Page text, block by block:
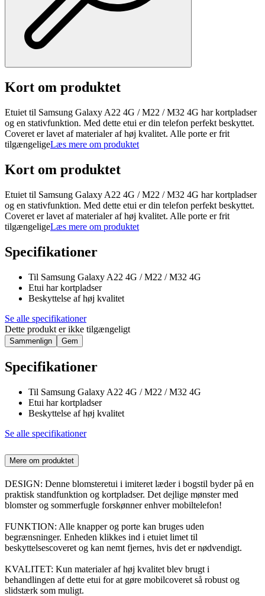
Kort om produktet
Etuiet til Samsung Galaxy A22 4G / M22 / M32 4G har kortpladser
og en stativfunktion. Med dette etui er din telefon perfekt beskyttet.
Coveret er lavet af materialer af høj kvalitet. Alle porte er frit
tilgængeligeLæs mere om produktet
Kort om produktet
Etuiet til Samsung Galaxy A22 4G / M22 / M32 4G har kortpladser
og en stativfunktion. Med dette etui er din telefon perfekt beskyttet.
Coveret er lavet af materialer af høj kvalitet. Alle porte er frit
tilgængeligeLæs mere om produktet
Specifikationer
Til Samsung Galaxy A22 4G / M22 / M32 4G
Etui har kortpladser
Beskyttelse af høj kvalitet
Se alle specifikationer
Dette produkt er ikke tilgængeligt
Sammenlign Gem
Specifikationer
Til Samsung Galaxy A22 4G / M22 / M32 4G
Etui har kortpladser
Beskyttelse af høj kvalitet
Se alle specifikationer
Mere om produktet
DESIGN: Denne blomsteretui i imiteret læder i bogstil byder på en
praktisk standfunktion og kortpladser. Det dejlige mønster med
blomster og sommerfugle forskønner enhver mobiltelefon!
FUNKTION: Alle knapper og porte kan bruges uden
begrænsninger. Enheden klikkes ind i etuiet limet til
beskyttelsescoveret og kan nemt fjernes, hvis det er nødvendigt.
KVALITET: Kun materialer af høj kvalitet blev brugt i
behandlingen af dette etui for at gøre mobilcoveret så robust og
slidstærk som muligt.